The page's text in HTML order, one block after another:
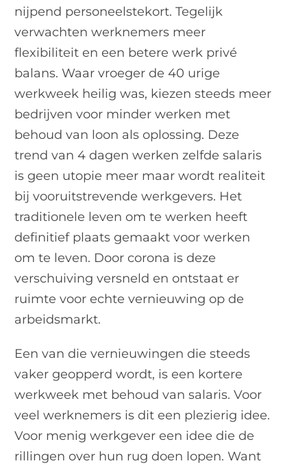
nijpend personeelstekort. Tegelijk
verwachten werknemers meer
flexibiliteit en een betere werk privé
balans. Waar vroeger de 40 urige
werkweek heilig was, kiezen steeds meer
bedrijven voor minder werken met
behoud van loon als oplossing. Deze
trend van 4 dagen werken zelfde salaris
is geen utopie meer maar wordt realiteit
bij vooruitstrevende werkgevers. Het
traditionele leven om te werken heeft
definitief plaats gemaakt voor werken
om te leven. Door corona is deze
verschuiving versneld en ontstaat er
ruimte voor echte vernieuwing op de
arbeidsmarkt.
Een van die vernieuwingen die steeds
vaker geopperd wordt, is een kortere
werkweek met behoud van salaris. Voor
veel werknemers is dit een plezierig idee.
Voor menig werkgever een idee die de
rillingen over hun rug doen lopen. Want